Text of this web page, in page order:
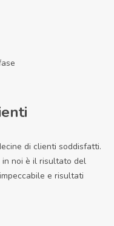
di clienti soddisfatti.
noi è il risultato del
e risultati